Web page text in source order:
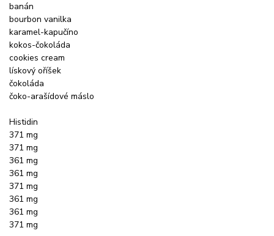
banán
bourbon vanilka
karamel-kapučíno
kokos-čokoláda
cookies cream
lískový oříšek
čokoláda
čoko-arašídové máslo
Histidin
371 mg
371 mg
361 mg
361 mg
371 mg
361 mg
361 mg
371 mg